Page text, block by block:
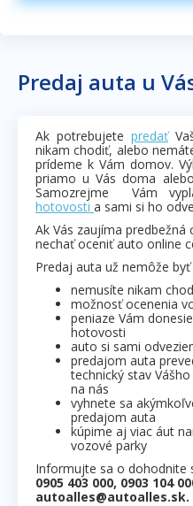
Predaj auta u
Ak potrebujete predať
nikam chodiť, alebo
prídeme k Vám domov.
priamo u Vás doma
Samozrejme Vám
hotovosti a sami si ho
Ak Vás zaujíma
nechať oceniť auto online
Predaj auta už nemôže
nemusíte nikam
možnosť ocenenia
peniaze Vám
hotovosti
auto si sami
predajom auta
technický stav
na nás
vyhnete sa
predajom auta
kúpime aj viac áut
vozové parky
Informujte sa o dohodnite
0905 403 000, 0903 104
autoalles@autoalles.sk.